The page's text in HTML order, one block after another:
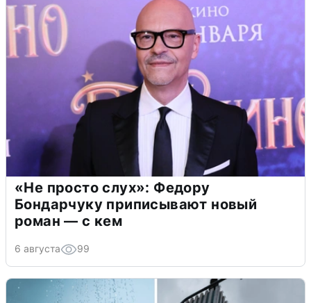
«Не просто слух»: Федору
Бондарчуку приписывают новый
роман — с кем
6 августа 99